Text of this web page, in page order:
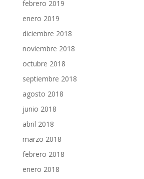
febrero 2019
enero 2019
diciembre 2018
noviembre 2018
octubre 2018
septiembre 2018
agosto 2018
junio 2018
abril 2018
marzo 2018
febrero 2018
enero 2018